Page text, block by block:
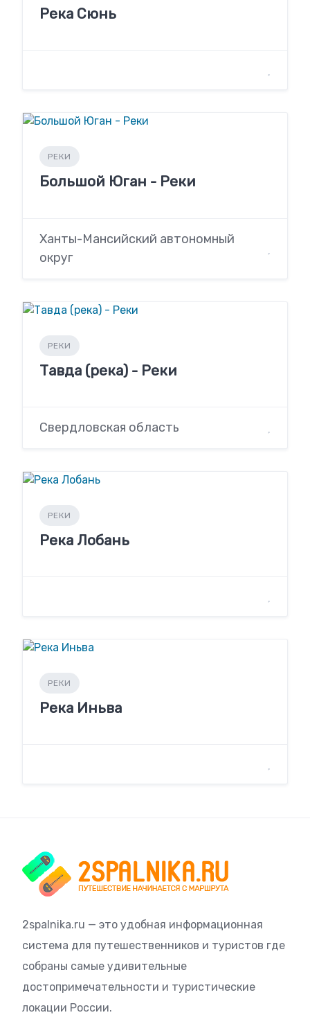
Река Сюнь
РЕКИ
Большой Юган - Реки
Ханты-Мансийский автономный
округ
РЕКИ
Тавда (река) - Реки
Свердловская область
РЕКИ
Река Лобань
РЕКИ
Река Иньва
2spalnika.ru — это удобная информационная
система для путешественников и туристов где
собраны самые удивительные
достопримечательности и туристические
локации России.